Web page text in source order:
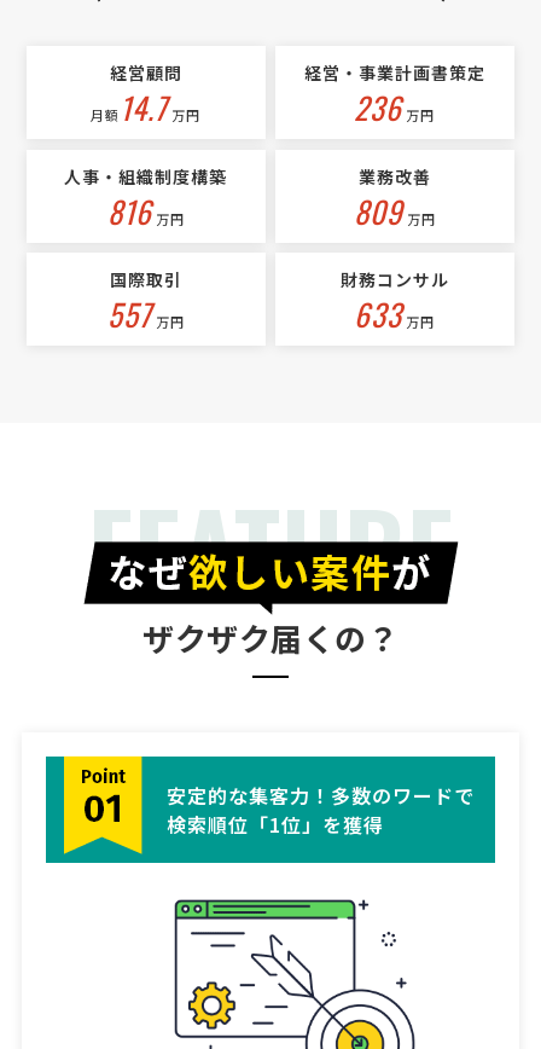
[相談内容] 会社設立の相談をしたいです。会社設立の目的やビジョン
をお話しして、心の軽さを感じたいと思っています。設立予定の会社の
経営顧問
月額 14.7 万円
経営・事業計画書策定
236 万円
人事・組織制度構築
816 万円
業務改善
809 万円
国際取引
557 万円
財務コンサル
633 万円
FEATURE
ザクザク届くの？
安定的な集客力！多数のワードで
検索順位「1位」を獲得